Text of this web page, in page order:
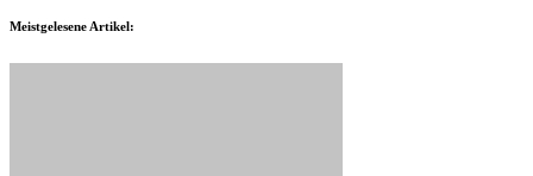
Meistgelesene Artikel: